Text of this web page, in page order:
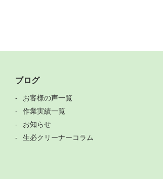
ブログ
お客様の声一覧
作業実績一覧
お知らせ
生必クリーナーコラム